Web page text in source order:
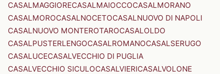
CASALMAGGIORECASALMAIOCCOCASALMORANO
CASALMOROCASALNOCETOCASALNUOVO DI NAPOLI
CASALNUOVO MONTEROTAROCASALOLDO
CASALPUSTERLENGOCASALROMANOCASALSERUGO
CASALUCECASALVECCHIO DI PUGLIA
CASALVECCHIO SICULOCASALVIERICASALVOLONE